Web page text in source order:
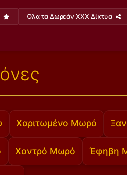
Όλα τα Δωρεάν XXX Δίκτυα
Χαριτωμένο Μωρό
Χοντρό Μωρό Έφηβη